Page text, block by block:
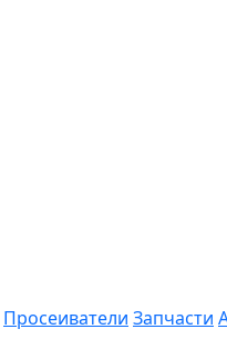
Просеиватели Запчасти